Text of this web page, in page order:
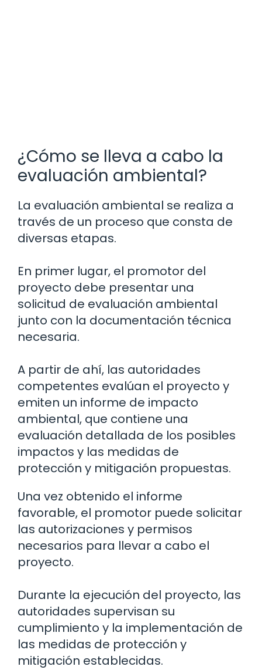
¿Cómo se lleva a cabo la
evaluación ambiental?
La evaluación ambiental se realiza a
través de un proceso que consta de
diversas etapas.
En primer lugar, el promotor del
proyecto debe presentar una
solicitud de evaluación ambiental
junto con la documentación técnica
necesaria.
A partir de ahí, las autoridades
competentes evalúan el proyecto y
emiten un informe de impacto
ambiental, que contiene una
evaluación detallada de los posibles
impactos y las medidas de
protección y mitigación propuestas.
Una vez obtenido el informe
favorable, el promotor puede solicitar
las autorizaciones y permisos
necesarios para llevar a cabo el
proyecto.
Durante la ejecución del proyecto, las
autoridades supervisan su
cumplimiento y la implementación de
las medidas de protección y
mitigación establecidas.